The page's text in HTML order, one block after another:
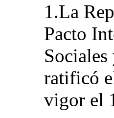
1.La
Pacto
ratificó
vigor el